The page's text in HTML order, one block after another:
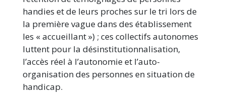
handies et de leurs proches sur le tri lors de
la première vague dans des établissement
les « accueillant ») ; ces collectifs autonomes
luttent pour la désinstitutionnalisation,
l’accès réel à l’autonomie et l’auto-
organisation des personnes en situation de
handicap.